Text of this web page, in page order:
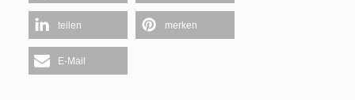
teilen merken
E-Mail